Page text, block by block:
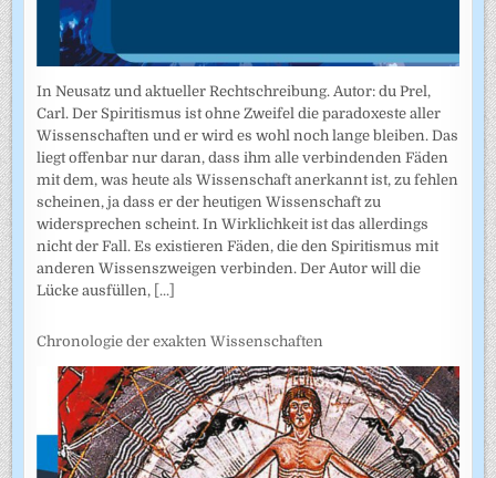
In Neusatz und aktueller Rechtschreibung. Autor: du Prel,
Carl. Der Spiritismus ist ohne Zweifel die paradoxeste aller
Wissenschaften und er wird es wohl noch lange bleiben. Das
liegt offenbar nur daran, dass ihm alle verbindenden Fäden
mit dem, was heute als Wissenschaft anerkannt ist, zu fehlen
scheinen, ja dass er der heutigen Wissenschaft zu
widersprechen scheint. In Wirklichkeit ist das allerdings
nicht der Fall. Es existieren Fäden, die den Spiritismus mit
anderen Wissenszweigen verbinden. Der Autor will die
Lücke ausfüllen, [...]
Chronologie der exakten Wissenschaften